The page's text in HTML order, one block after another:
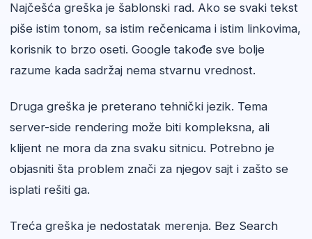
Najčešća greška je šablonski rad. Ako se svaki tekst
piše istim tonom, sa istim rečenicama i istim linkovima,
korisnik to brzo oseti. Google takođe sve bolje
razume kada sadržaj nema stvarnu vrednost.
Druga greška je preterano tehnički jezik. Tema
server-side rendering može biti kompleksna, ali
klijent ne mora da zna svaku sitnicu. Potrebno je
objasniti šta problem znači za njegov sajt i zašto se
isplati rešiti ga.
Treća greška je nedostatak merenja. Bez Search